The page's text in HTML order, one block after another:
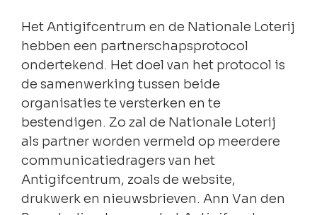
Het Antigifcentrum en de Nationale Loterij
hebben een partnerschapsprotocol
ondertekend. Het doel van het protocol is
de samenwerking tussen beide
organisaties te versterken en te
bestendigen. Zo zal de Nationale Loterij
als partner worden vermeld op meerdere
communicatiedragers van het
Antigifcentrum, zoals de website,
drukwerk en nieuwsbrieven. Ann Van den